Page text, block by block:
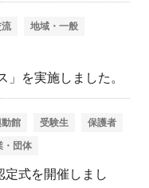
流 地域・一般
」を実施しました。
館 受験生 保護者
・団体
式を開催しまし